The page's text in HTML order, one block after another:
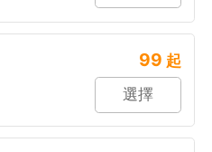
99 起
選擇